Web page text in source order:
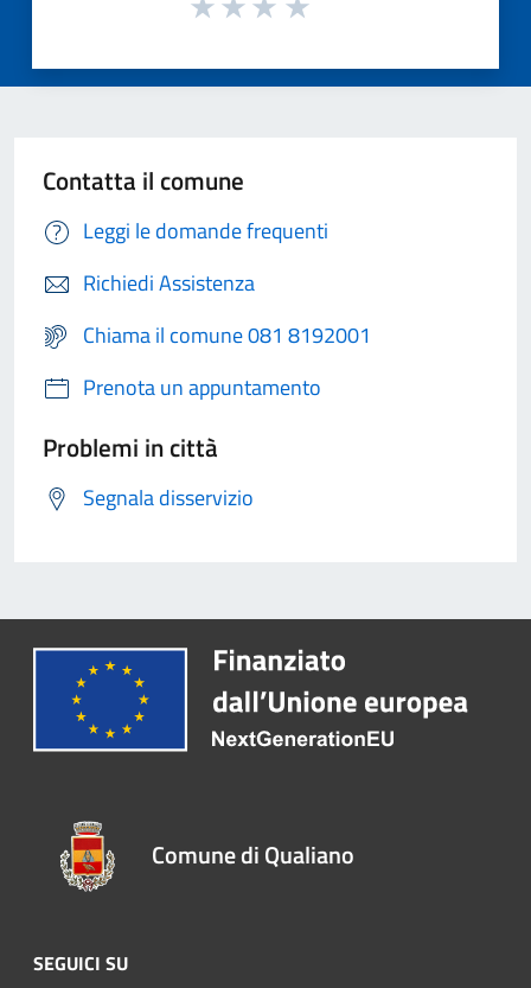
Contatta il comune
Leggi le domande frequenti
Richiedi Assistenza
Chiama il comune 081 8192001
Prenota un appuntamento
Problemi in città
Segnala disservizio
Comune di Qualiano
SEGUICI SU